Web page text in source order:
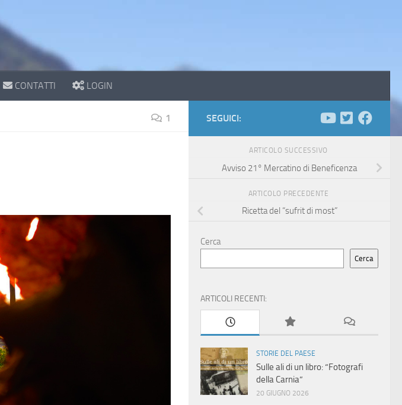
CONTATTI LOGIN
1 SEGUICI:
ARTICOLO SUCCESSIVO
Avviso 21° Mercatino di Beneficenza
ARTICOLO PRECEDENTE
Ricetta del “sufrit di most”
Cerca
Cerca
ARTICOLI RECENTI:
STORIE DEL PAESE
Sulle ali di un libro: “Fotografi
della Carnia”
20 GIUGNO 2026